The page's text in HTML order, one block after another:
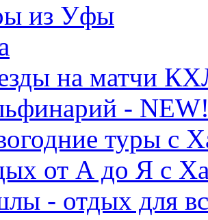
из Уфы
на матчи
-
туры с
от А до Я с
- отдых для